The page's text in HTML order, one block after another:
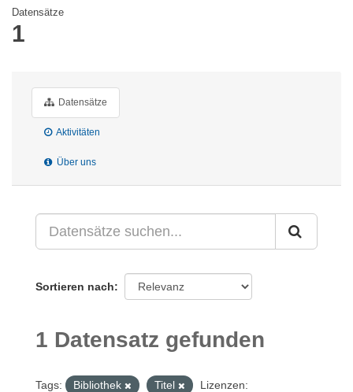
Datensätze
1
Datensätze
Aktivitäten
Über uns
Sortieren nach
1 Datensatz gefunden
Tags: Bibliothek Titel
Lizenzen: